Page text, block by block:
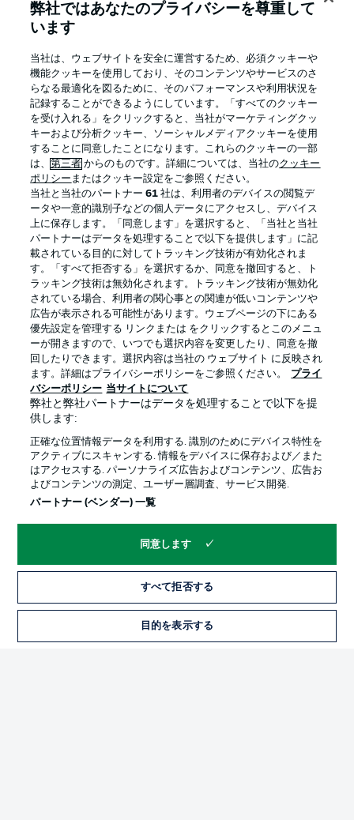
言語をお選びください
日本語 Display Mode
ログイン
Football as it's meant to be
BUNDESLIGA APP
Official Partners
プライバシー・ポリシー 優先設定を管理する
弊社ではあなたのプライバシーを尊重して
います
当社は、ウェブサイトを安全に運営するため、必須クッキーや
機能クッキーを使用しており、そのコンテンツやサービスのさ
らなる最適化を図るために、そのパフォーマンスや利用状況を
記録することができるようにしています。「すべてのクッキー
を受け入れる」をクリックすると、当社がマーケティングクッ
キーおよび分析クッキー、ソーシャルメディアクッキーを使用
することに同意したことになります。これらのクッキーの一部
は、第三者 からのものです。詳細については、当社のクッキー
ポリシー またはクッキー設定をご参照ください。
当社と当社のパートナー61 社は、利用者のデバイスの閲覧デ
ータや一意的識別子などの個人データにアクセスし、デバイス
上に保存します。「同意します」を選択すると、「当社と当社
パートナーはデータを処理することで以下を提供します」に記
載されている目的に対してトラッキング技術が有効化されま
す。「すべて拒否する」を選択するか、同意を撤回すると、ト
ラッキング技術は無効化されます。トラッキング技術が無効化
されている場合、利用者の関心事との関連が低いコンテンツや
広告が表示される可能性があります。ウェブページの下にある
優先設定を管理する リンクまたは をクリックするとこのメニュ
ーが開きますので、いつでも選択内容を変更したり、同意を撤
回したりできます。選択内容は当社の ウェブサイト に反映され
ます。詳細はプライバシーポリシーをご参照ください。
プライ
バシーポリシー 当サイトについて
弊社と弊社パートナーはデータを処理することで以下を提
供します:
正確な位置情報データを利用する. 識別のためにデバイス特性を
アクティブにスキャンする. 情報をデバイスに保存および／また
はアクセスする. パーソナライズ広告およびコンテンツ、広告お
よびコンテンツの測定、ユーザー層調査、サービス開発.
パートナー (ベンダー) 一覧
同意します
すべて拒否する
目的を表示する